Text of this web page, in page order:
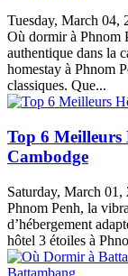
Tuesday, March 04,
Où dormir à Phnom
authentique dans la
homestay à Phnom
classiques. Que...
Top 6 Meilleurs
Cambodge
Saturday, March 01,
Phnom Penh, la
d’hébergement
hôtel 3 étoiles à